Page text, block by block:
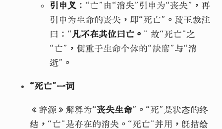
引申义 ：“亡”由“消失”引申为“丧失”，再
引申为生命的丧失，即“死亡”。段玉裁注
曰：“ 凡不在其位曰亡。 ” 故“死亡”之
“亡”，侧重于生命个体的“缺席”与“消
逝”。
“死亡”一词
《辞源》解释为“丧失生命”。“死”是状态的终
结，“亡”是存在的消失。“死亡”并用，既描绘